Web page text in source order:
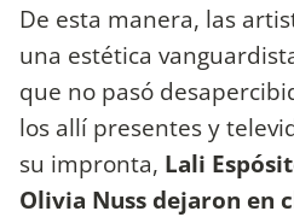
De esta manera, las
una estética
que no pasó
los allí presentes y
su impronta, Lali
Olivia Nuss dejaron en